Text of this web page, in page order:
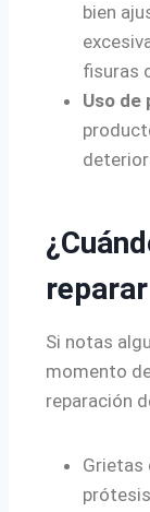
bien
fisuras
Uso de
Si notas
momento
reparación
Grietas